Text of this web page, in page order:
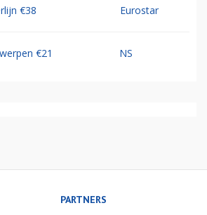
€38 Eurostar
€21 NS
PARTNERS